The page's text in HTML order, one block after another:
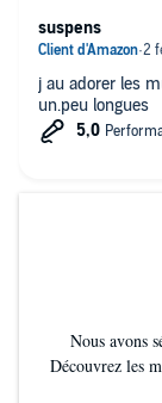
j au adorer les
un.peu longues
suspens
Nous avons
Découvrez les